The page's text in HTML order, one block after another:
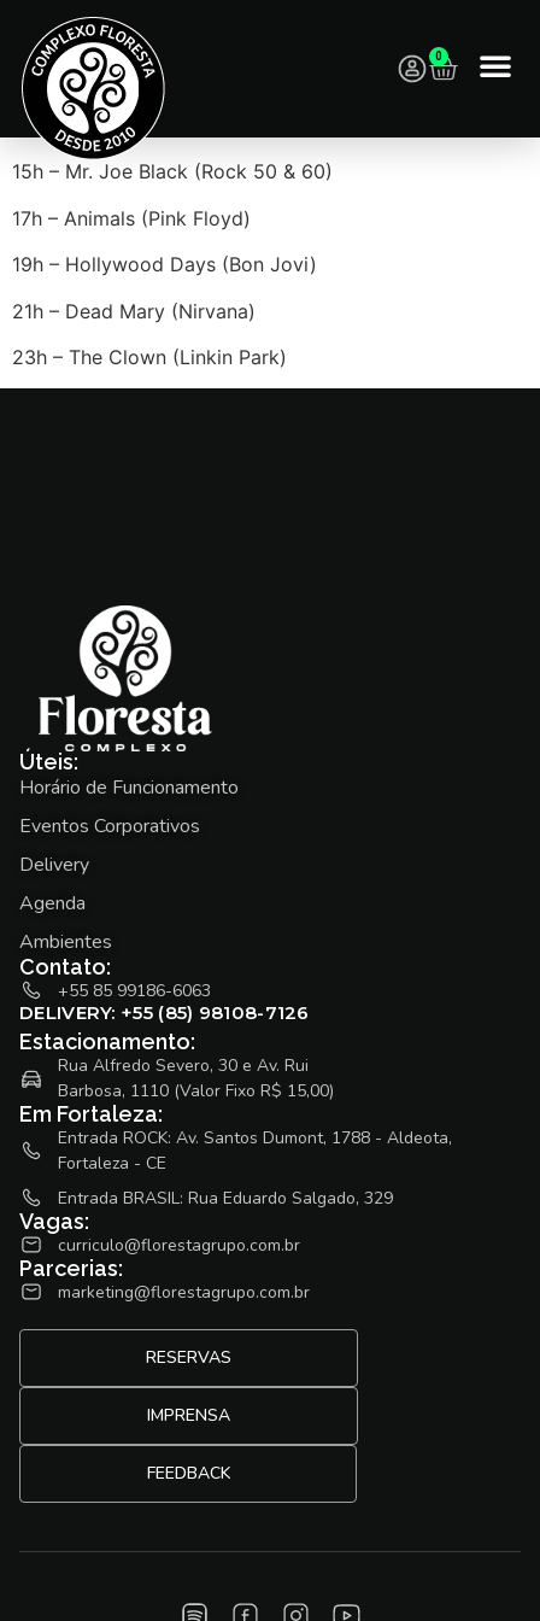
0
Programação:
15h – Mr. Joe Black (Rock 50 & 60)
17h – Animals (Pink Floyd)
19h – Hollywood Days (Bon Jovi)
21h – Dead Mary (Nirvana)
23h – The Clown (Linkin Park)
Úteis:
Horário de Funcionamento
Eventos Corporativos
Delivery
Agenda
Ambientes
Contato:
+55 85 99186-6063
DELIVERY: +55 (85) 98108-7126
Estacionamento:
Rua Alfredo Severo, 30 e Av. Rui
Barbosa, 1110 (Valor Fixo R$ 15,00)
Em Fortaleza:
Entrada ROCK: Av. Santos Dumont, 1788 - Aldeota,
Fortaleza - CE
Entrada BRASIL: Rua Eduardo Salgado, 329
Vagas:
curriculo@florestagrupo.com.br
Parcerias:
marketing@florestagrupo.com.br
RESERVAS
IMPRENSA
FEEDBACK